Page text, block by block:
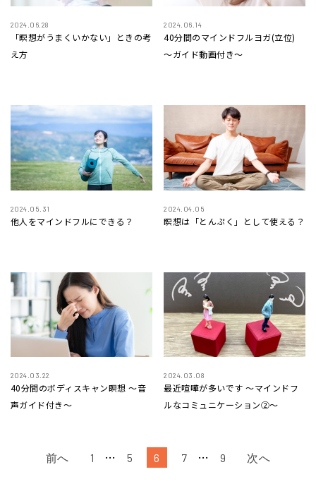
2024.06.28
「瞑想がうまくいかない」ときの考
え方
2024.06.14
40分間のマインドフルヨガ(立位)
〜ガイド動画付き〜
2024.05.31
他人をマインドフルにできる？
2024.04.05
瞑想は「とんぷく」として使える？
2024.03.22
40分間のボディスキャン瞑想 〜音
声ガイド付き〜
2024.03.08
最近喧嘩が多いです 〜マインドフ
ルなコミュニケーション②〜
前へ 1 … 5 6 7 … 9 次へ